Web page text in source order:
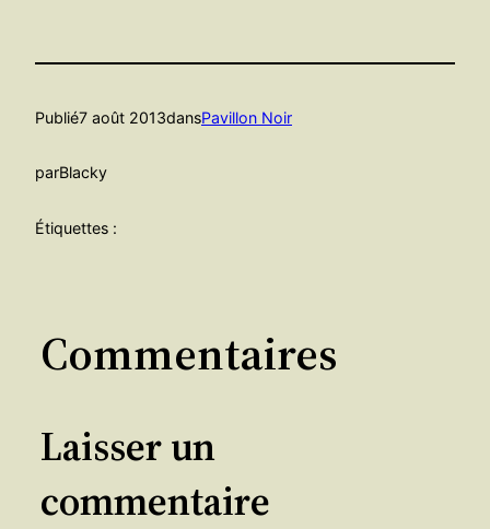
Publié7 août 2013dansPavillon Noir
parBlacky
Étiquettes :
Commentaires
Laisser un
commentaire